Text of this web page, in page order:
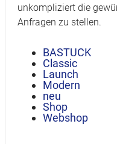
unkompliziert die
Anfragen zu stellen.
BASTUCK
Classic
Launch
Modern
neu
Shop
Webshop